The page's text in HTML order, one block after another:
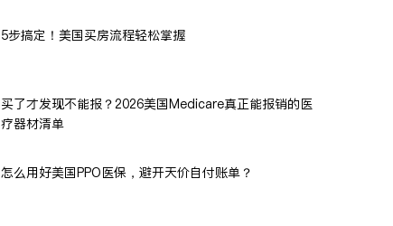
5步搞定！美国买房流程轻松掌握
买了才发现不能报？2026美国Medicare真正能报销的医
疗器材清单
怎么用好美国PPO医保，避开天价自付账单？